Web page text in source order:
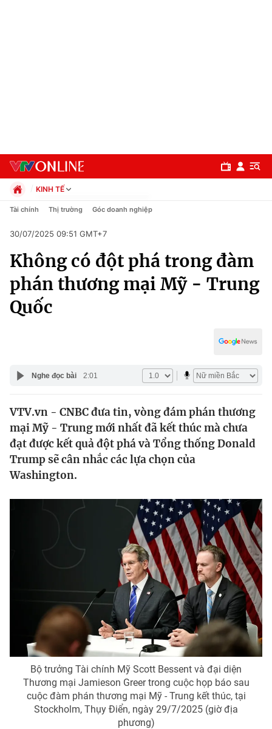
Chuyên mục
Chính trị
Xã hội
Y tế
Thế giới
Tin tức
Thế giới đó đây
Kinh tế
Tài chính
Thị trường
Khán giả
Giải sao mai
Du lịch
Làm đẹp
Chất lượng cuộc sống
Giáo dục
Tuyển sinh
Học trực tuyến
Công nghệ
Hitech Công nghệ tương lai
Sản phẩm
Giao lưu trực tuyến
KINH TẾ
Chính trị
Pháp luật
Kinh tế
Thể thao
Truyền hình
Văn hóa - Giải trí
Tài chính Thị trường Góc doanh nghiệp
30/07/2025 09:51 GMT+7
Không có đột phá trong đàm
phán thương mại Mỹ - Trung
Quốc
Nghe đọc bài 2:01
VTV.vn - CNBC đưa tin, vòng đám phán thương
mại Mỹ - Trung mới nhất đã kết thúc mà chưa
đạt được kết quả đột phá và Tổng thống Donald
Trump sẽ cân nhắc các lựa chọn của
Washington.
Bộ trưởng Tài chính Mỹ Scott Bessent và đại diện
Thương mại Jamieson Greer trong cuộc họp báo sau
cuộc đàm phán thương mại Mỹ - Trung kết thúc, tại
Stockholm, Thụy Điển, ngày 29/7/2025 (giờ địa
phương)